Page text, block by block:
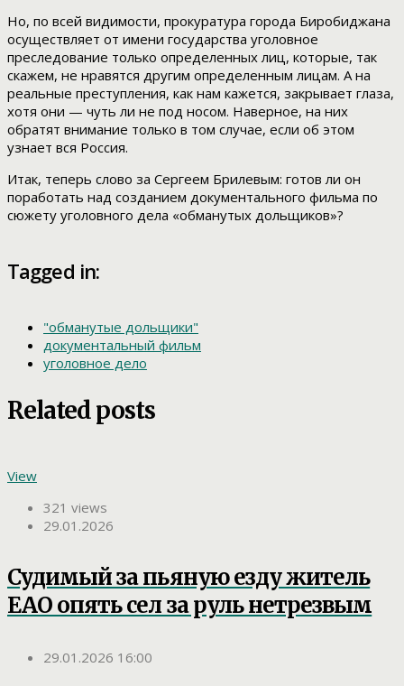
Но, по всей видимости, прокуратура города Биробиджана
осуществляет от имени государства уголовное
преследование только определенных лиц, которые, так
скажем, не нравятся другим определенным лицам. А на
реальные преступления, как нам кажется, закрывает глаза,
хотя они — чуть ли не под носом. Наверное, на них
обратят внимание только в том случае, если об этом
узнает вся Россия.
Итак, теперь слово за Сергеем Брилевым: готов ли он
поработать над созданием документального фильма по
сюжету уголовного дела «обманутых дольщиков»?
Tagged in:
"обманутые дольщики"
документальный фильм
уголовное дело
Related posts
View
321 views
29.01.2026
Судимый за пьяную езду житель
ЕАО опять сел за руль нетрезвым
29.01.2026 16:00